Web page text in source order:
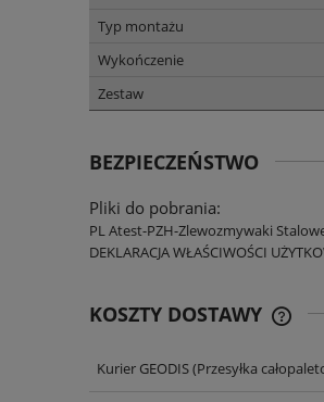
Typ montażu
Wykończenie
Zestaw
BEZPIECZEŃSTWO
Pliki do pobrania:
PL Atest-PZH-Zlewozmywaki
DEKLARACJA WŁAŚCIWOŚCI
KOSZTY DOSTAWY
Kurier GEODIS(Przesyłka